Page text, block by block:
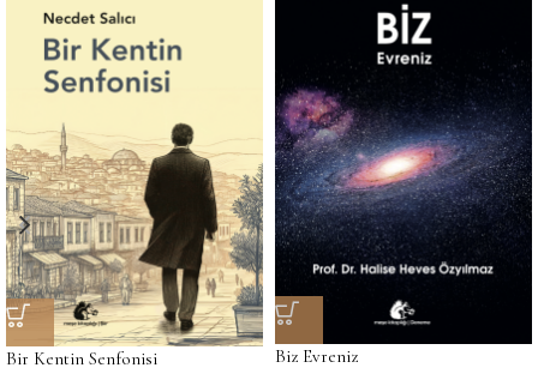
Bir Kentin Senfonisi Biz Evreniz